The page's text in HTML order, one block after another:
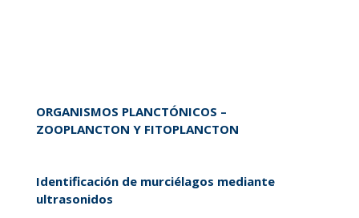
ORGANISMOS PLANCTÓNICOS –
ZOOPLANCTON Y FITOPLANCTON
Identificación de murciélagos mediante
ultrasonidos